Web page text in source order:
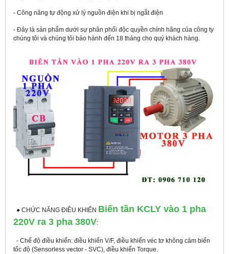
- Công năng tự động xử lý nguồn điện khi bị ngắt điện
- Đây là sản phẩm dưới sự phân phối độc quyền chính hãng của công ty
chúng tôi và chúng tôi bảo hành đến 18 tháng cho quý khách hàng.
● CHỨC NĂNG ĐIỀU KHIỂN Biến tần KCLY vào 1 pha
220V ra 3 pha 380V:
- Chế độ điều khiển: điều khiển V/F, điều khiển véc tơ không cảm biến
tốc độ (Sensorless vector - SVC), điều khiển Torque.